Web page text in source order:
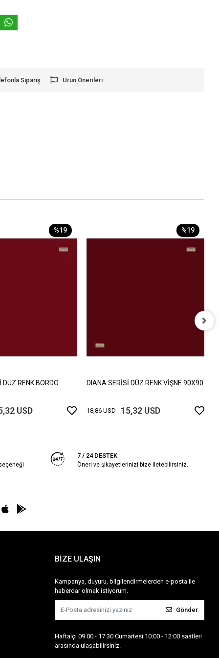
Sipariş Ürün Önerileri
%19
DÜZ RENK BORDO
USD
%19
DIANA SERİSİ DÜZ RENK VİŞNE 90X90
18,86 USD 15,32 USD
7 / 24 DESTEK
Öneri ve şikayetlerinizi bize iletebilirsiniz.
BİZE ULAŞIN
Kampanya, duyuru, bilgilendirmelerden e-posta ile
haberdar olmak istiyorum.
Gönder
Haftaiçi 09:00 - 17:30 Cumartesi 10:00 - 12:00 saatleri
arasında ulaşabilirsiniz.